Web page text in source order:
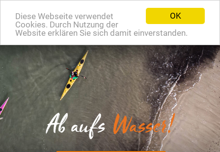
OK
Diese Webseite verwendet
Cookies. Durch Nutzung der
Website erklären Sie sich damit einverstanden.
Ab aufsWasser!